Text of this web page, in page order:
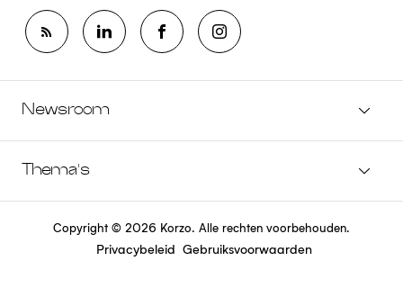
Newsroom
Thema's
Copyright © 2026 Korzo. Alle rechten voorbehouden.
Privacybeleid Gebruiksvoorwaarden